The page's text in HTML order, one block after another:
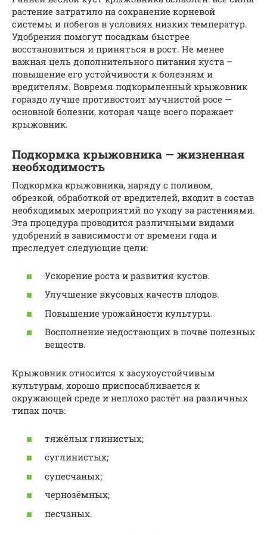
растение затратило на сохранение корневой
системы и побегов в условиях низких температур.
Удобрения помогут посадкам быстрее
восстановиться и приняться в рост. Не менее
важная цель дополнительного питания куста –
повышение его устойчивости к болезням и
вредителям. Вовремя подкормленный крыжовник
гораздо лучше противостоит мучнистой росе —
основной болезни, которая чаще всего поражает
крыжовник.
Подкормка крыжовника — жизненная
необходимость
Подкормка крыжовника, наряду с поливом,
обрезкой, обработкой от вредителей, входит в состав
необходимых мероприятий по уходу за растениями.
Эта процедура проводится различными видами
удобрений в зависимости от времени года и
преследует следующие цели:
Ускорение роста и развития кустов.
Улучшение вкусовых качеств плодов.
Повышение урожайности культуры.
Восполнение недостающих в почве полезных
веществ.
Крыжовник относится к засухоустойчивым
культурам, хорошо приспосабливается к
окружающей среде и неплохо растёт на различных
типах почв:
тяжёлых глинистых;
суглинистых;
супесчаных;
чернозёмных;
песчаных.